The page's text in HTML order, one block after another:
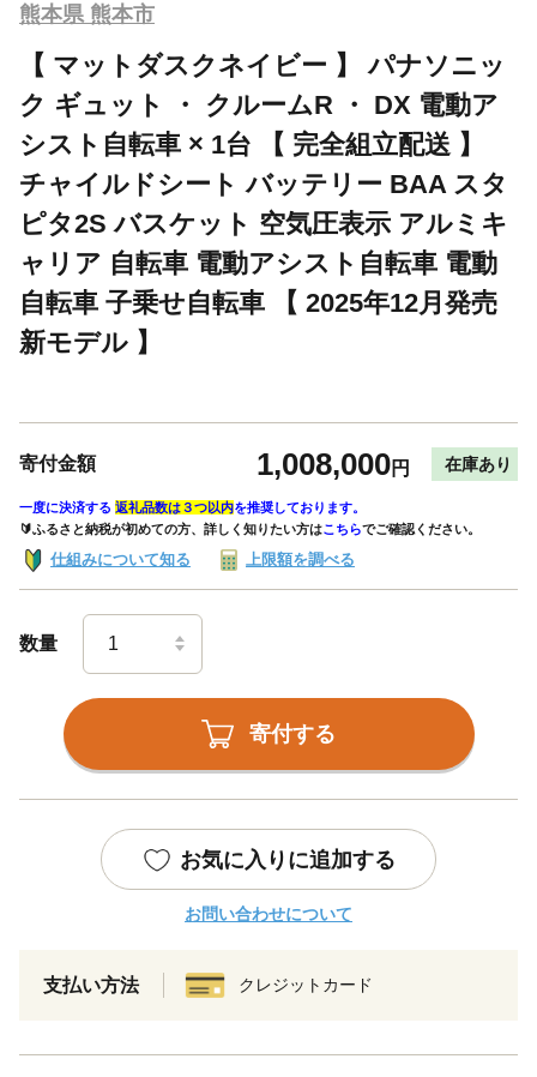
熊本県 熊本市
【 マットダスクネイビー 】 パナソニッ
ク ギュット ・ クルームR ・ DX 電動ア
シスト自転車 × 1台 【 完全組立配送 】
チャイルドシート バッテリー BAA スタ
ピタ2S バスケット 空気圧表示 アルミキ
ャリア 自転車 電動アシスト自転車 電動
自転車 子乗せ自転車 【 2025年12月発売
新モデル 】
寄付金額 1,008,000円 在庫あり
一度に決済する 返礼品数は３つ以内を推奨しております。
🔰ふるさと納税が初めての方、詳しく知りたい方はこちらでご確認ください。
仕組みについて知る 上限額を調べる
数量
寄付する
お気に入りに追加する
お問い合わせについて
支払い方法 クレジットカード